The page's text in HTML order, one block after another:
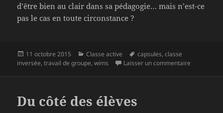
d’être bien au clair dans sa pédagogie… mais n’est-ce
pas le cas en toute circonstance ?
Publié
le
11 octobre 2015 Catégories
Classe active
Mots-
clés
capsules,classe
inversée,travail de groupe,wims Laisser un commentaire
Du côté des élèves